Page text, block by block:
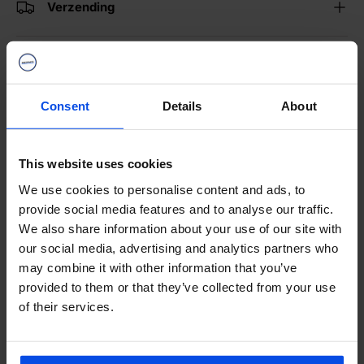
Consent Details About
This website uses cookies
We use cookies to personalise content and ads, to
provide social media features and to analyse our traffic.
We also share information about your use of our site with
our social media, advertising and analytics partners who
may combine it with other information that you’ve
provided to them or that they’ve collected from your use
of their services.
Verzending
VOLG ONS OP TIKTOK
Bekijk onze video's